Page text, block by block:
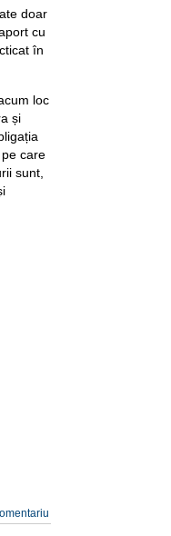
doar
cu
în
loc
și
care
sunt,